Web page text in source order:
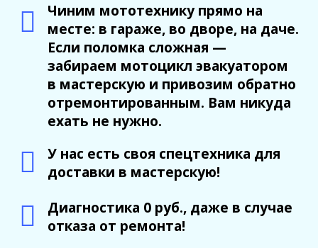
Чиним мототехнику прямо на
месте: в гараже, во дворе, на даче.
Если поломка сложная —
забираем мотоцикл эвакуатором
в мастерскую и привозим обратно
отремонтированным. Вам никуда
ехать не нужно.
У нас есть своя спецтехника для
доставки в мастерскую!
Диагностика 0 руб., даже в случае
отказа от ремонта!